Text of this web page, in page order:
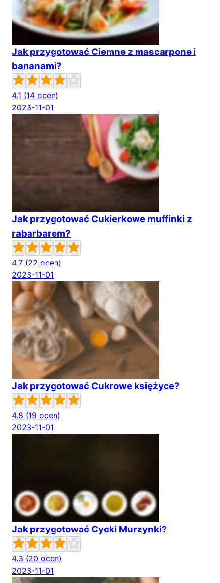
Jak przygotować Ciemne z mascarpone i
bananami?
4.1 (14 ocen)
2023-11-01
Jak przygotować Cukierkowe muffinki z
rabarbarem?
4.7 (22 ocen)
2023-11-01
Jak przygotować Cukrowe księżyce?
4.8 (19 ocen)
2023-11-01
Jak przygotować Cycki Murzynki?
4.3 (20 ocen)
2023-11-01